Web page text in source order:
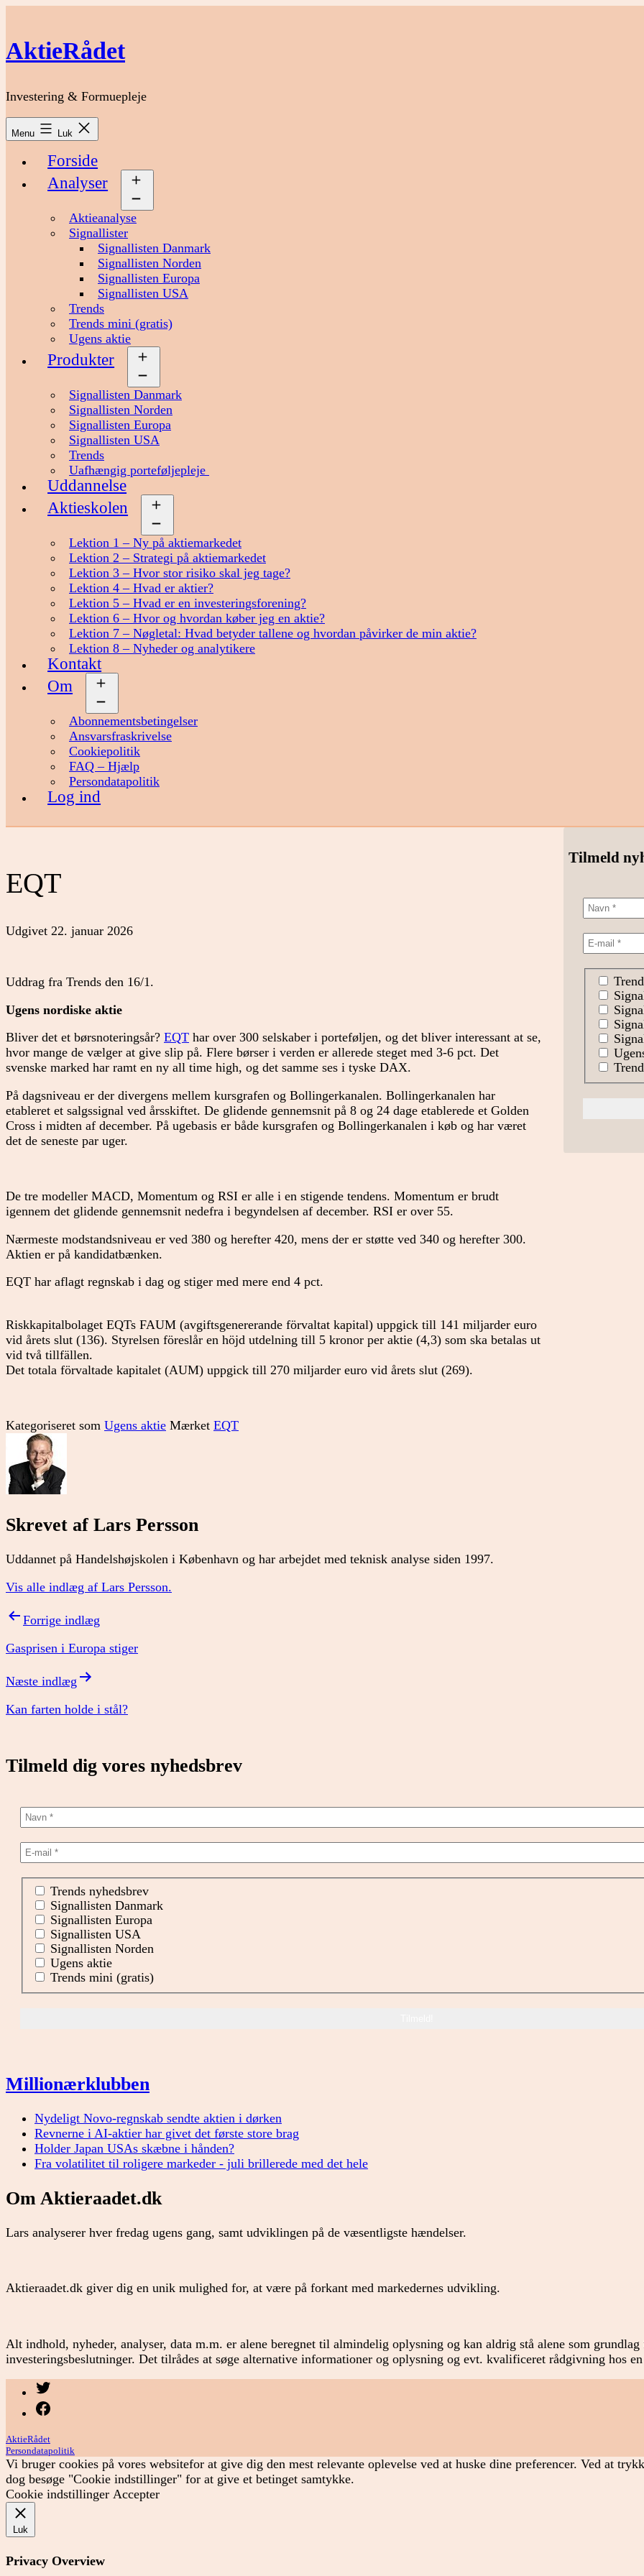
indhold
AktieRådet
Investering & Formuepleje
Menu Luk
Forside
Analyser
Aktieanalyse
Signallister
Signallisten Danmark
Signallisten Norden
Signallisten Europa
Signallisten USA
Trends
Trends mini (gratis)
Ugens aktie
Produkter
Signallisten Danmark
Signallisten Norden
Signallisten Europa
Signallisten USA
Trends
Uafhængig porteføljepleje
Uddannelse
Aktieskolen
Lektion 1 – Ny på aktiemarkedet
Lektion 2 – Strategi på aktiemarkedet
Lektion 3 – Hvor stor risiko skal jeg tage?
Lektion 4 – Hvad er aktier?
Lektion 5 – Hvad er en investeringsforening?
Lektion 6 – Hvor og hvordan køber jeg en aktie?
Lektion 7 – Nøgletal: Hvad betyder tallene og hvordan påvirker de min aktie?
Lektion 8 – Nyheder og analytikere
Kontakt
Om
Abonnementsbetingelser
Ansvarsfraskrivelse
Cookiepolitik
FAQ – Hjælp
Persondatapolitik
Log ind
EQT
Udgivet 22. januar 2026
Uddrag fra Trends den 16/1.
Ugens nordiske aktie
Bliver det et børsnoteringsår? EQT har over 300 selskaber i porteføljen, og det bliver interessant at se,
hvor mange de vælger at give slip på. Flere børser i verden er allerede steget med 3-6 pct. Det
svenske marked har ramt en ny all time high, og det samme ses i tyske DAX.
På dagsniveau er der divergens mellem kursgrafen og Bollingerkanalen. Bollingerkanalen har
etableret et salgssignal ved årsskiftet. De glidende gennemsnit på 8 og 24 dage etablerede et Golden
Cross i midten af december. På ugebasis er både kursgrafen og Bollingerkanalen i køb og har været
det de seneste par uger.
De tre modeller MACD, Momentum og RSI er alle i en stigende tendens. Momentum er brudt
igennem det glidende gennemsnit nedefra i begyndelsen af december. RSI er over 55.
Nærmeste modstandsniveau er ved 380 og herefter 420, mens der er støtte ved 340 og herefter 300.
Aktien er på kandidatbænken.
EQT har aflagt regnskab i dag og stiger med mere end 4 pct.
Riskkapitalbolaget EQTs FAUM (avgiftsgenererande förvaltat kapital) uppgick till 141 miljarder euro
vid årets slut (136). Styrelsen föreslår en höjd utdelning till 5 kronor per aktie (4,3) som ska betalas ut
vid två tillfällen.
Det totala förvaltade kapitalet (AUM) uppgick till 270 miljarder euro vid årets slut (269).
Kategoriseret som Ugens aktie Mærket EQT
Skrevet af Lars Persson
Uddannet på Handelshøjskolen i København og har arbejdet med teknisk analyse siden 1997.
Vis alle indlæg af Lars Persson.
Indlægsnavigation
Forrige indlæg
Gasprisen i Europa stiger
Næste indlæg
Kan farten holde i stål?
Tilmeld
Tilmeld dig vores nyhedsbrev
Trends nyhedsbrev
Signallisten Danmark
Signallisten Europa
Signallisten USA
Signallisten Norden
Ugens aktie
Trends mini (gratis)
Millionærklubben
Nydeligt Novo-regnskab sendte aktien i dørken
Revnerne i AI-aktier har givet det første store brag
Holder Japan USAs skæbne i hånden?
Fra volatilitet til roligere markeder - juli brillerede med det hele
Om Aktieraadet.dk
Lars analyserer hver fredag ugens gang, samt udviklingen på de væsentligste hændelser.
Aktieraadet.dk giver dig en unik mulighed for, at være på forkant med markedernes udvikling.
Alt indhold, nyheder, analyser, data m.m. er alene beregnet til almindelig oplysning og kan aldrig stå alene som
investeringsbeslutninger. Det tilrådes at søge alternative informationer og oplysning og evt. kvalificeret rådgivning hos
AktieRådet
Persondatapolitik
Vi bruger cookies på vores websitefor at give dig den mest relevante oplevelse ved at huske dine preferencer. Ved at
dog besøge "Cookie indstillinger" for at give et betinget samtykke.
Cookie indstillinger Accepter
Luk
Privacy Overview